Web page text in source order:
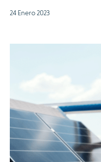
24 Enero 2023